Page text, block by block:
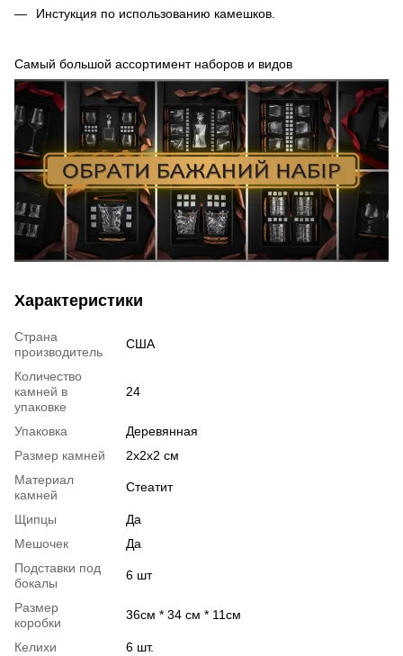
Инстукция по использованию камешков.
Самый большой ассортимент наборов и видов
Характеристики
Страна
производитель
США
Количество
камней в
упаковке
24
Упаковка
Деревянная
Размер камней
2х2х2 см
Материал
камней
Стеатит
Щипцы
Да
Мешочек
Да
Подставки под
бокалы
6 шт
Размер
коробки
36см * 34 см * 11см
Келихи
6 шт.